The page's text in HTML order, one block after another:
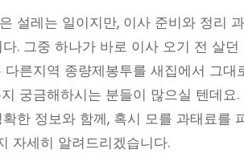
설레는 일이지만, 이사 준비와 정리
. 그중 하나가 바로 이사 오기 전 살
른지역 종량제봉투를 새집에서 그대
궁금해하시는 분들이 많으실 텐데요.
한 정보와 함께, 혹시 모를 과태료를
자세히 알려드리겠습니다.